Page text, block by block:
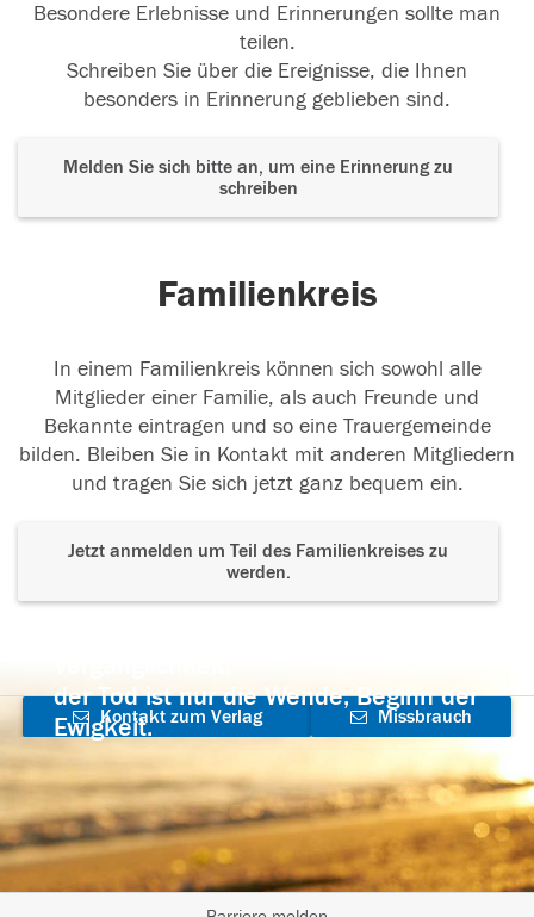
Besondere Erlebnisse und Erinnerungen sollte man
teilen.
Schreiben Sie über die Ereignisse, die Ihnen
besonders in Erinnerung geblieben sind.
Melden Sie sich bitte an, um eine Erinnerung zu
schreiben
Familienkreis
In einem Familienkreis können sich sowohl alle
Mitglieder einer Familie, als auch Freunde und
Bekannte eintragen und so eine Trauergemeinde
bilden. Bleiben Sie in Kontakt mit anderen Mitgliedern
und tragen Sie sich jetzt ganz bequem ein.
Jetzt anmelden um Teil des Familienkreises zu
werden.
der Tod ist nur die Wende, Beginn der
Ewigkeit.
Kontakt zum Verlag
aufnehmen
Missbrauch